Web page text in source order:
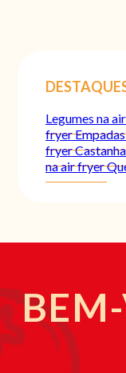
Legumes na
fryer
fryer
na air fryer